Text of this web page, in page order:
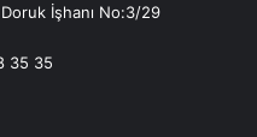
İşhanı No:3/29
35 35